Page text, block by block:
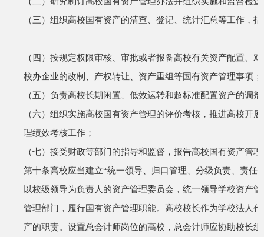
（三）组织高校国有资产的清查、登记、统计汇总等工作，
（四）按规定权限审核、审批或者报备高校有关资产配置、
校办企业的改制、产权转让、资产重组等国有资产管理事项；
（五）负责高校长期闲置、低效运转和超标准配置资产的调
（六）组织实施高校国有资产管理的评价考核，推进高校开
理绩效考核工作；
（七）接受财政等部门的指导和监督，报告高校国有资产管
第十条高校应当建立“统一领导、归口管理、分级负责、责任
以校级领导为负责人的资产管理委员会，统一领导学校资产
管理部门，履行国有资产管理职能。高校校长作为学校法人
产的职责。设置总会计师岗位的高校，总会计师应协助校长